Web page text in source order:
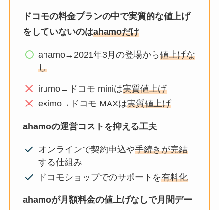
ドコモの料金プランの中で実質的な値上げ
をしていないのはahamoだけ
ahamo→2021年3月の登場から値上げな
し
irumo→ドコモ miniは実質値上げ
eximo→ドコモ MAXは実質値上げ
ahamoの運営コストを抑える工夫
オンラインで契約申込や手続きが完結
する仕組み
ドコモショップでのサポートを有料化
ahamoが月額料金の値上げなしで月間デー